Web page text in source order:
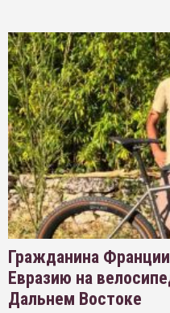
Гражданина
Евразию на
Дальнем Востоке